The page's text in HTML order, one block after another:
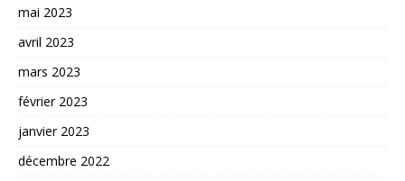
mai 2023
avril 2023
mars 2023
février 2023
janvier 2023
décembre 2022